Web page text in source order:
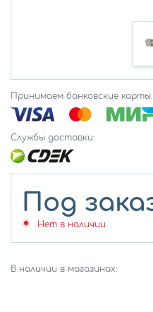
Принимаем банковские карты:
Службы доставки:
Под
Нет в наличии
В наличии в магазинах: